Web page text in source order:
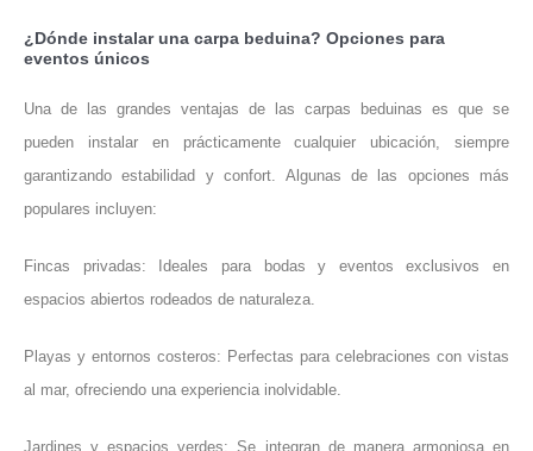
¿Dónde instalar una carpa beduina? Opciones para
eventos únicos
Una de las grandes ventajas de las carpas beduinas es que se
pueden instalar en prácticamente cualquier ubicación, siempre
garantizando estabilidad y confort. Algunas de las opciones más
populares incluyen:
Fincas privadas: Ideales para bodas y eventos exclusivos en
espacios abiertos rodeados de naturaleza.
Playas y entornos costeros: Perfectas para celebraciones con vistas
al mar, ofreciendo una experiencia inolvidable.
Jardines y espacios verdes: Se integran de manera armoniosa en